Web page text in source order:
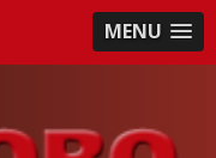
MENU